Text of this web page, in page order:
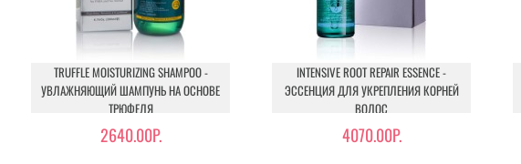
TRUFFLE MOISTURIZING SHAMPOO -
УВЛАЖНЯЮЩИЙ ШАМПУНЬ НА ОСНОВЕ
ТРЮФЕЛЯ
2640.00Р.
INTENSIVE ROOT REPAIR ESSENCE -
ЭССЕНЦИЯ ДЛЯ УКРЕПЛЕНИЯ КОРНЕЙ
ВОЛОС
4070.00Р.